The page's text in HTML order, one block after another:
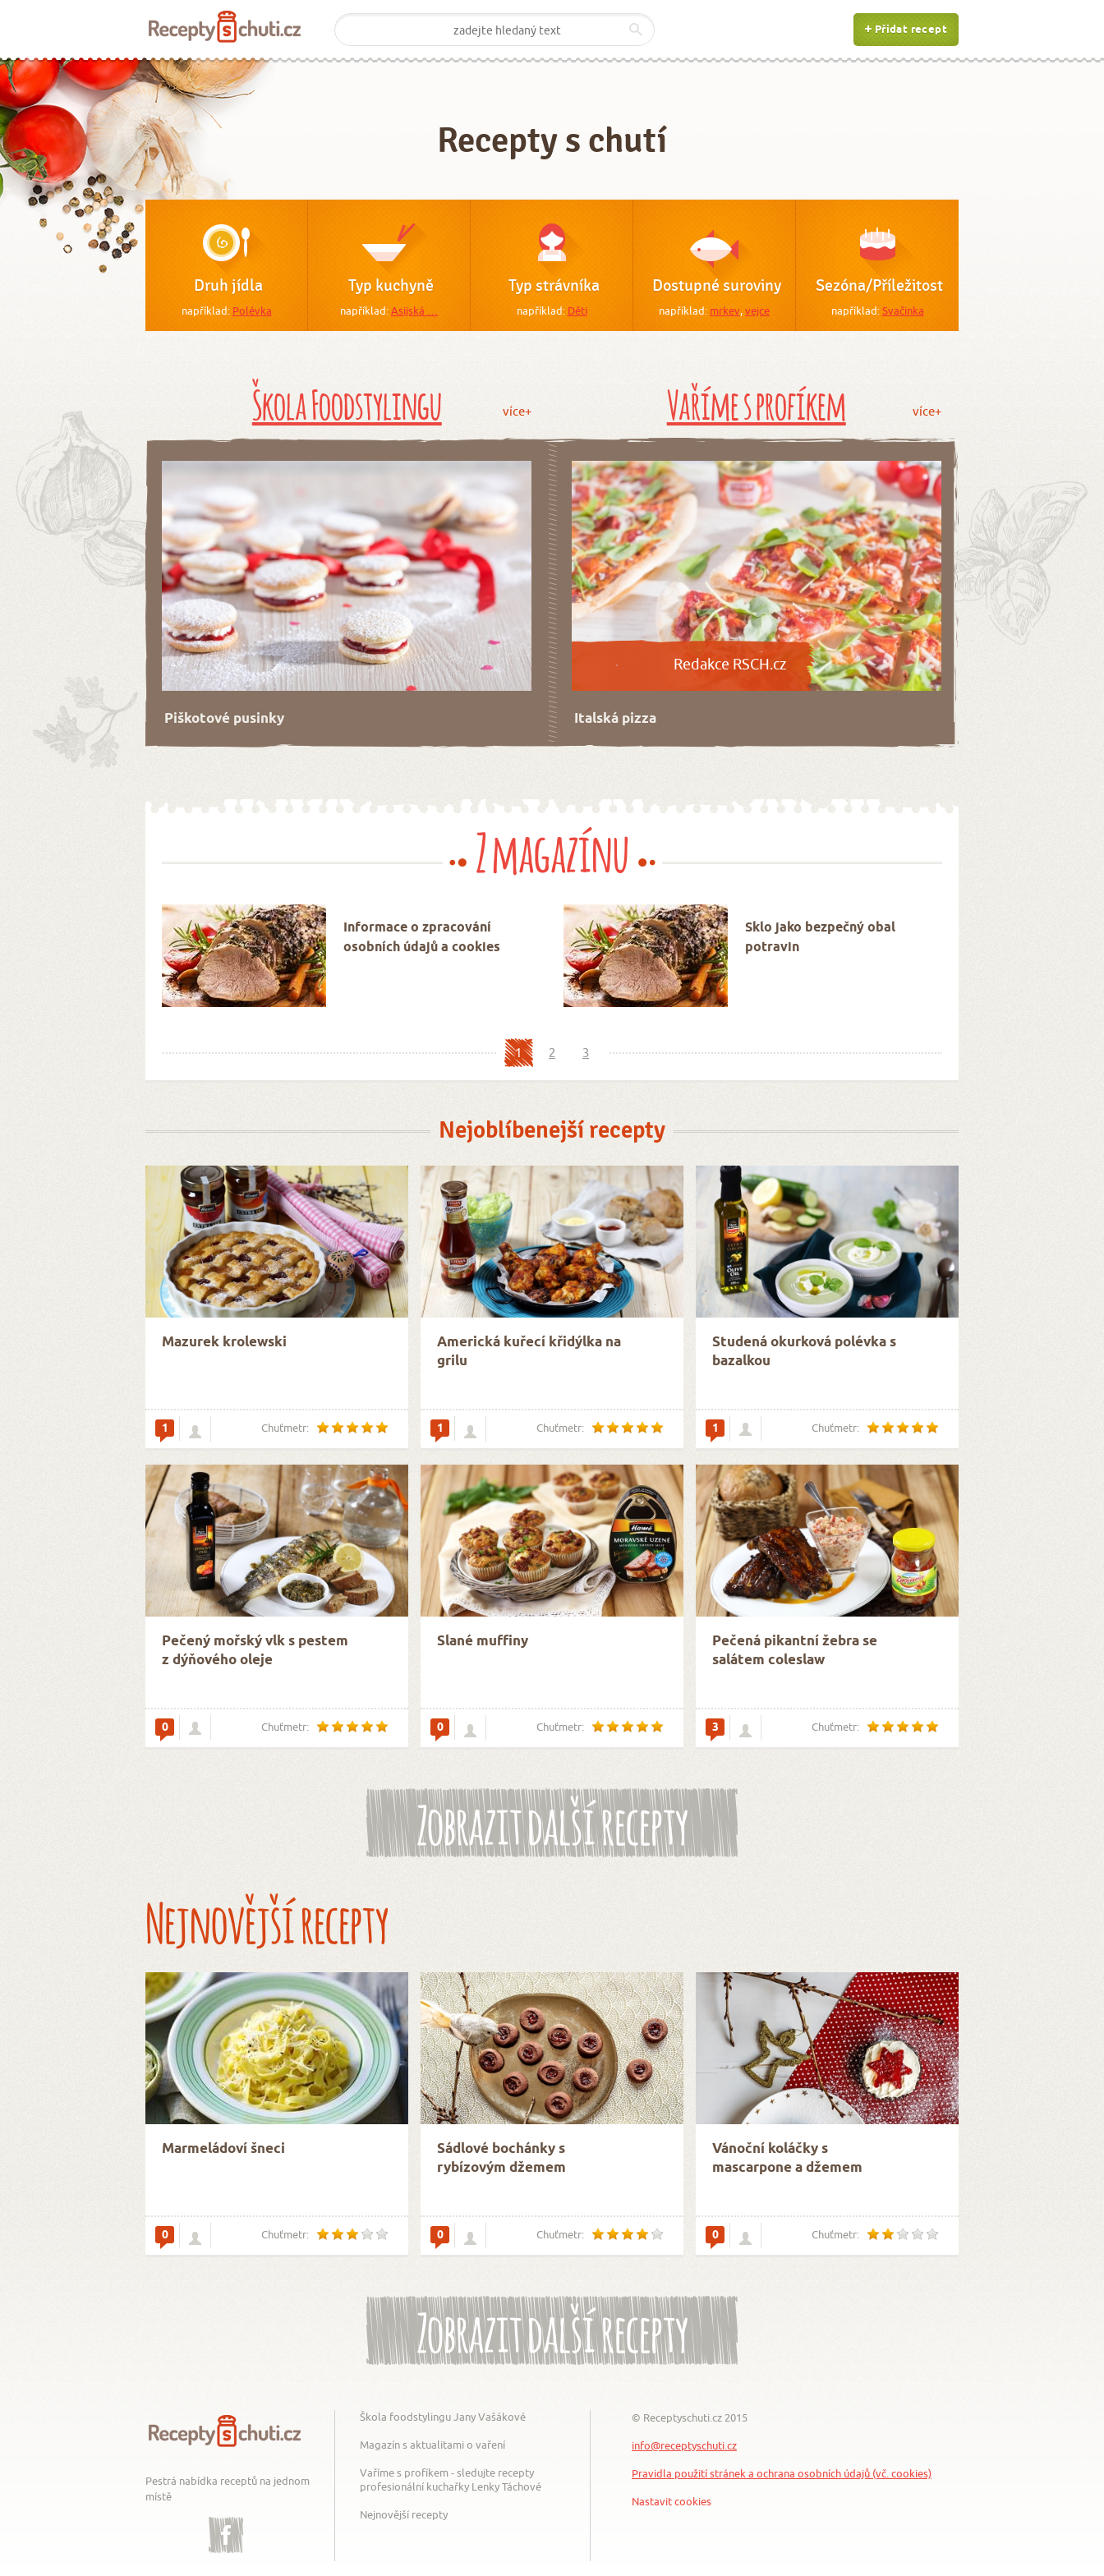
Přidat recept
Recepty s chutí
Druh jídla
například: Polévka
Typ kuchyně
například:Asijská …
Typ strávníka
například: Děti
Dostupné suroviny
například: mrkev,vejce
Sezóna/Příležitost
například:Svačinka
Škola Foodstylingu více+
Piškotové pusinky
Vaříme s profíkem více+
Redakce RSCH.cz
Italská pizza
Z magazínu
Informace o zpracování
osobních údajů a cookies
Sklo jako bezpečný obal
potravin
1 2 3
Nejoblíbenejší recepty
Mazurek krolewski
1 Chuťmetr:
Americká kuřecí křidýlka na
grilu
1 Chuťmetr:
Studená okurková polévka s
bazalkou
1 Chuťmetr:
Pečený mořský vlk s pestem
z dýňového oleje
0 Chuťmetr:
Slané muffiny
0 Chuťmetr:
Pečená pikantní žebra se
salátem coleslaw
3 Chuťmetr:
Zobrazit další recepty
Nejnovější recepty
Marmeládoví šneci
0 Chuťmetr:
Sádlové bochánky s
rybízovým džemem
0 Chuťmetr:
Vánoční koláčky s
mascarpone a džemem
0 Chuťmetr:
Zobrazit další recepty
Pestrá nabídka receptů na jednom
místě
Facebook
Škola foodstylingu Jany Vašákové
Magazín s aktualitami o vaření
Vaříme s profíkem - sledujte recepty
profesionální kuchařky Lenky Táchové
Nejnovější recepty
© Receptyschuti.cz 2015
info@receptyschuti.cz
Pravidla použití stránek a ochrana osobních údajů (vč. cookies)
Nastavit cookies